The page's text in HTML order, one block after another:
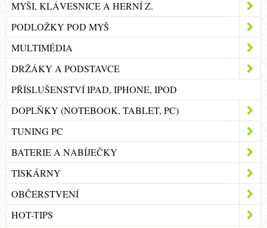
MYŠI, KLÁVESNICE A HERNÍ Z.
PODLOŽKY POD MYŠ
MULTIMÉDIA
DRŽÁKY A PODSTAVCE
PŘÍSLUŠENSTVÍ IPAD, IPHONE, IPOD
DOPLŇKY (NOTEBOOK, TABLET, PC)
TUNING PC
BATERIE A NABÍJEČKY
TISKÁRNY
OBČERSTVENÍ
HOT-TIPS